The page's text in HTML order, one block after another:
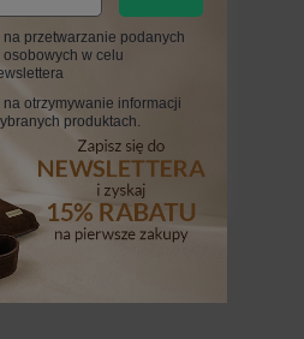
wieczorowa - Czarna
ramię Barberinis - Beżowa
skórzana - Złoty ciemny
skórzana - Barberini's - Zielona
przetwarzanie podanych
w celu
otrzymywanie informacji
produktach.